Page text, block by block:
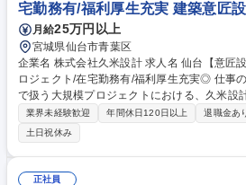
宅勤務有/福利厚生充実 建築意匠
月給25万円以上
宮城県仙台市青葉区
企業名 株式会社久米設計 求人名 仙台【意匠設計サポート】大規模案件プ
ロジェクト/在宅勤務有/福利厚生充実◎ 仕事の内容 久米設計の意匠設計部
で扱う大規模プロジェクトにおける、久米設
設計者のサポートを幅広く担当。CADオペレ
助の支援だけでなく確認申請や提案資料作成 などにも携わって頂くことを
期待。「CADオペレーター以上、設計者未満
件に携わりたい」「設計技術を活かし子育て
手掛けたい」「子育てが一段落したので改め
業界未経験歓迎 年間休日120日以上 退職金あ
土日祝休み
正社員